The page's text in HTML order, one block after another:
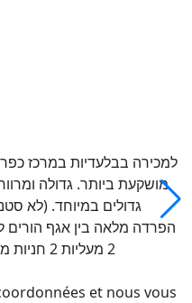
מושקעת ביותר. גדולה
גדולים במיוחד. (לא
2 מעליות 2 חניות מקורות ומחסן. ,מספר הנכס 14769
et nous vous